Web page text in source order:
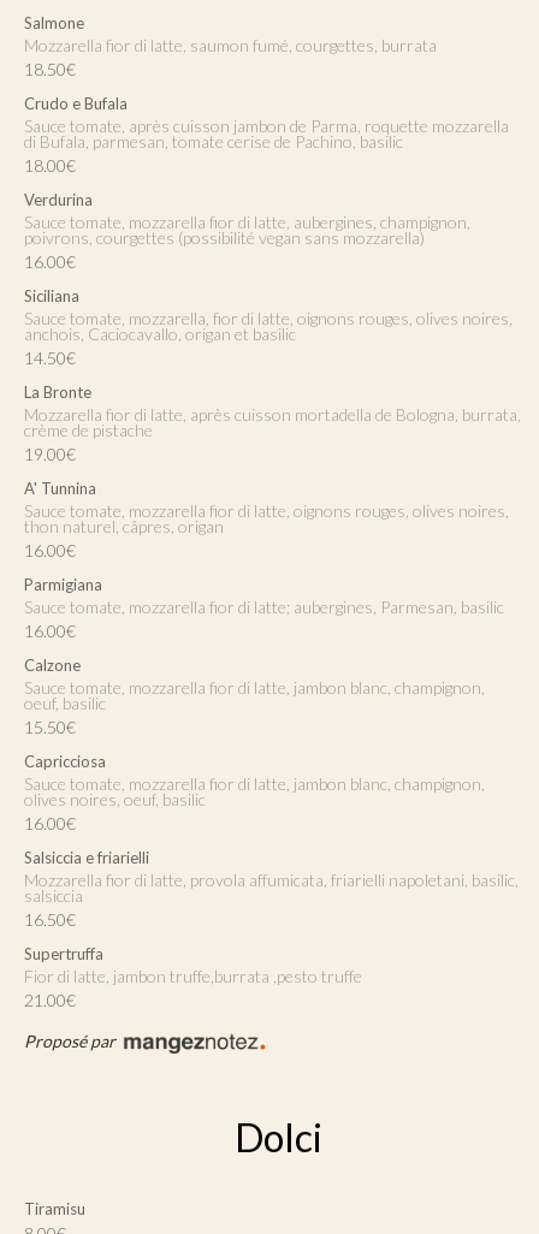
Salmone
Mozzarella fior di latte, saumon fumé, courgettes, burrata
18.50€
Crudo e Bufala
Sauce tomate, après cuisson jambon de Parma, roquette mozzarella
di Bufala, parmesan, tomate cerise de Pachino, basilic
18.00€
Verdurina
Sauce tomate, mozzarella fior di latte, aubergines, champignon,
poivrons, courgettes (possibilité vegan sans mozzarella)
16.00€
Siciliana
Sauce tomate, mozzarella, fior di latte, oignons rouges, olives noires,
anchois, Caciocavallo, origan et basilic
14.50€
La Bronte
Mozzarella fior di latte, après cuisson mortadella de Bologna, burrata,
crème de pistache
19.00€
A' Tunnina
Sauce tomate, mozzarella fior di latte, oignons rouges, olives noires,
thon naturel, câpres, origan
16.00€
Parmigiana
Sauce tomate, mozzarella fior di latte; aubergines, Parmesan, basilic
16.00€
Calzone
Sauce tomate, mozzarella fior di latte, jambon blanc, champignon,
oeuf, basilic
15.50€
Capricciosa
Sauce tomate, mozzarella fior di latte, jambon blanc, champignon,
olives noires, oeuf, basilic
16.00€
Salsiccia e friarielli
Mozzarella fior di latte, provola affumicata, friarielli napoletani, basilic,
salsiccia
16.50€
Supertruffa
Fior di latte, jambon truffe,burrata ,pesto truffe
21.00€
Proposé par
Dolci
Tiramisu